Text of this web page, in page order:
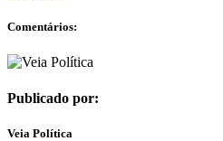
Comentários:
Publicado por:
Veia Política